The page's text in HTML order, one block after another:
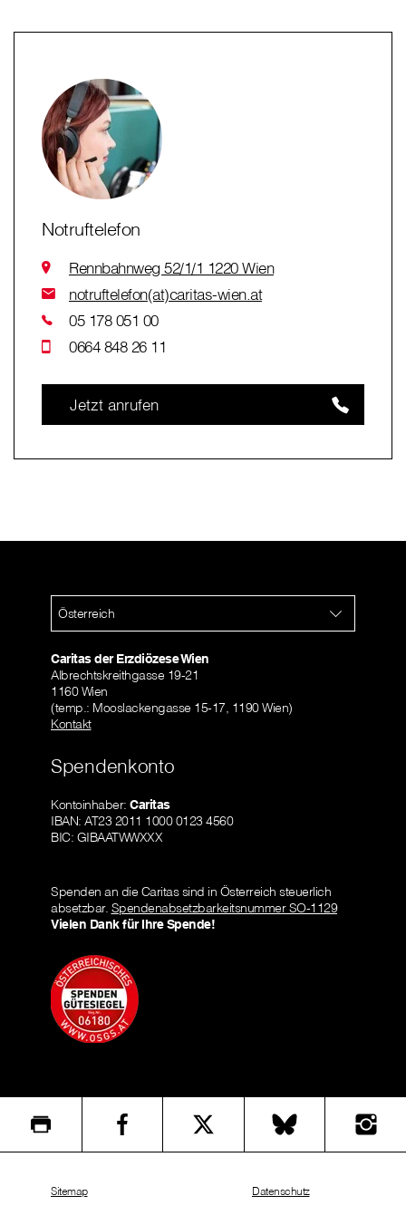
Notruftelefon
Rennbahnweg 52/1/1 1220 Wien
notruftelefon(at)caritas-wien.at
05 178 051 00
0664 848 26 11
Jetzt anrufen
Österreich
Caritas der Erzdiözese Wien
Albrechtskreithgasse 19-21
1160 Wien
(temp.: Mooslackengasse 15-17, 1190 Wien)
Kontakt
Spendenkonto
Kontoinhaber: Caritas
IBAN: AT23 2011 1000 0123 4560
BIC: GIBAATWWXXX
Spenden an die Caritas sind in Österreich steuerlich
absetzbar. Spendenabsetzbarkeitsnummer SO-1129
Vielen Dank für Ihre Spende!
Sitemap Datenschutz